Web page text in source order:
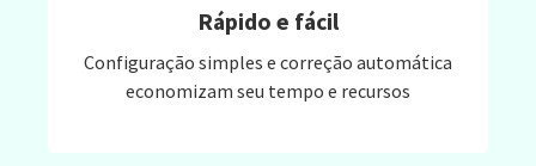
Rápido e fácil
Configuração simples e correção automática
economizam seu tempo e recursos